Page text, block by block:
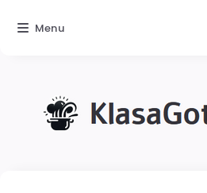
Menu